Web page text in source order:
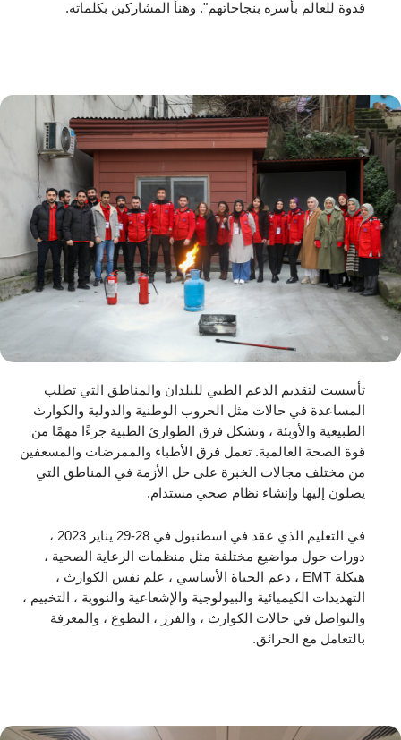
قدوة للعالم بأسره بنجاحاتهم". وهنأ المشاركين بكلماته.
تأسست لتقديم الدعم الطبي للبلدان والمناطق التي تطلب
المساعدة في حالات مثل الحروب الوطنية والدولية والكوارث
الطبيعية والأوبئة ، وتشكل فرق الطوارئ الطبية جزءًا مهمًا من
قوة الصحة العالمية. تعمل فرق الأطباء والممرضات والمسعفين
من مختلف مجالات الخبرة على حل الأزمة في المناطق التي
يصلون إليها وإنشاء نظام صحي مستدام.
في التعليم الذي عقد في اسطنبول في 28-29 يناير 2023 ،
دورات حول مواضيع مختلفة مثل منظمات الرعاية الصحية ،
هيكلة EMT ، دعم الحياة الأساسي ، علم نفس الكوارث ،
التهديدات الكيميائية والبيولوجية والإشعاعية والنووية ، التخييم ،
والتواصل في حالات الكوارث ، والفرز ، التطوع ، والمعرفة
بالتعامل مع الحرائق.